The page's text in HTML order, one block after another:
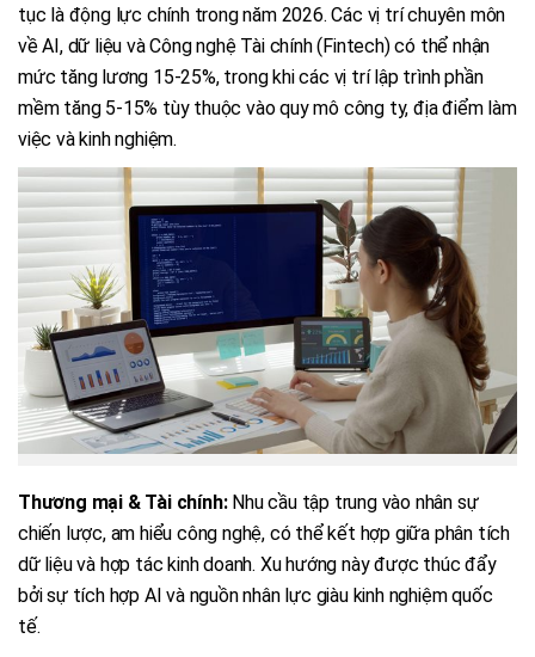
tục là động lực chính trong năm 2026. Các vị trí chuyên môn
về AI, dữ liệu và Công nghệ Tài chính (Fintech) có thể nhận
mức tăng lương 15-25%, trong khi các vị trí lập trình phần
mềm tăng 5-15% tùy thuộc vào quy mô công ty, địa điểm làm
việc và kinh nghiệm.
Thương mại & Tài chính: Nhu cầu tập trung vào nhân sự
chiến lược, am hiểu công nghệ, có thể kết hợp giữa phân tích
dữ liệu và hợp tác kinh doanh. Xu hướng này được thúc đẩy
bởi sự tích hợp AI và nguồn nhân lực giàu kinh nghiệm quốc
tế.